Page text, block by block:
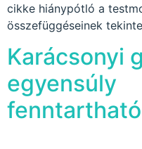
cikke hiánypótló a
összefüggéseinek
Karácsonyi
egyensúly